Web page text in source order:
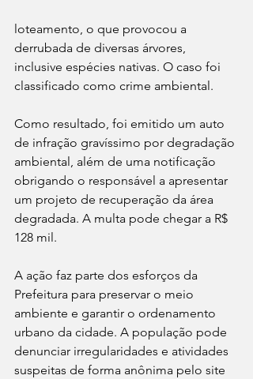
loteamento, o que provocou a
derrubada de diversas árvores,
inclusive espécies nativas. O caso foi
classificado como crime ambiental.
Como resultado, foi emitido um auto
de infração gravíssimo por degradação
ambiental, além de uma notificação
obrigando o responsável a apresentar
um projeto de recuperação da área
degradada. A multa pode chegar a R$
128 mil.
A ação faz parte dos esforços da
Prefeitura para preservar o meio
ambiente e garantir o ordenamento
urbano da cidade. A população pode
denunciar irregularidades e atividades
suspeitas de forma anônima pelo site